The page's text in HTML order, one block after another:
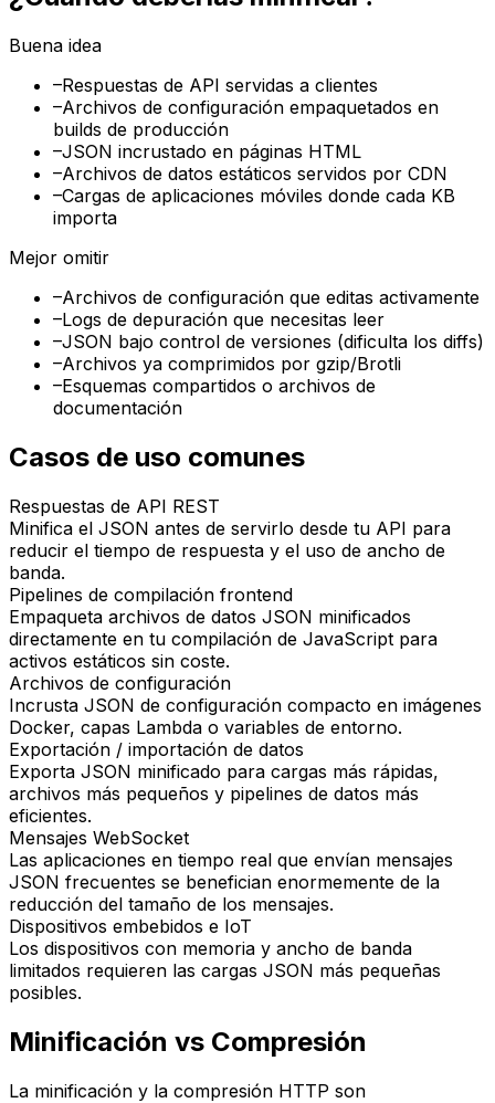
Buena idea
–Respuestas de API servidas a clientes
–Archivos de configuración empaquetados en
builds de producción
–JSON incrustado en páginas HTML
–Archivos de datos estáticos servidos por CDN
–Cargas de aplicaciones móviles donde cada KB
importa
Mejor omitir
–Archivos de configuración que editas activamente
–Logs de depuración que necesitas leer
–JSON bajo control de versiones (dificulta los diffs)
–Archivos ya comprimidos por gzip/Brotli
–Esquemas compartidos o archivos de
documentación
Casos de uso comunes
Respuestas de API REST
Minifica el JSON antes de servirlo desde tu API para
reducir el tiempo de respuesta y el uso de ancho de
banda.
Pipelines de compilación frontend
Empaqueta archivos de datos JSON minificados
directamente en tu compilación de JavaScript para
activos estáticos sin coste.
Archivos de configuración
Incrusta JSON de configuración compacto en imágenes
Docker, capas Lambda o variables de entorno.
Exportación / importación de datos
Exporta JSON minificado para cargas más rápidas,
archivos más pequeños y pipelines de datos más
eficientes.
Mensajes WebSocket
Las aplicaciones en tiempo real que envían mensajes
JSON frecuentes se benefician enormemente de la
reducción del tamaño de los mensajes.
Dispositivos embebidos e IoT
Los dispositivos con memoria y ancho de banda
limitados requieren las cargas JSON más pequeñas
posibles.
Minificación vs Compresión
La minificación y la compresión HTTP son